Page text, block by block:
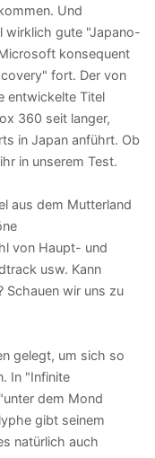
Und
wirklich gute "Japano-
konsequent
fort. Der von
entwickelte Titel
360 seit langer,
in Japan anführt. Ob
in unserem Test.
aus dem Mutterland
von Haupt- und
usw. Kann
Schauen wir uns zu
gelegt, um sich so
In "Infinite
dem Mond
gibt seinem
natürlich auch